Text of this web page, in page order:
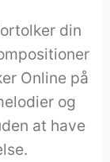
din
Online på
og
at have